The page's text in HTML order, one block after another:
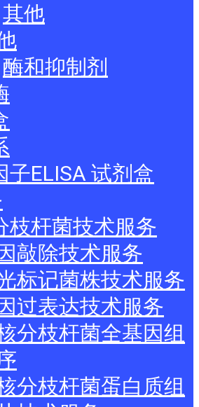
其他
酶和抑制剂
子ELISA 试剂盒
枝杆菌技术服务
敲除技术服务
标记菌株技术服务
过表达技术服务
分枝杆菌全基因组
分枝杆菌蛋白质组